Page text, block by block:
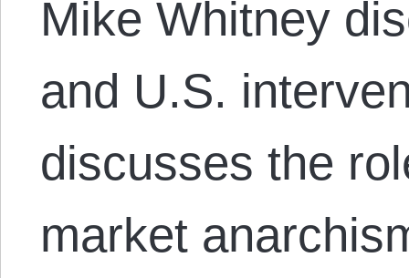
Mike Whitney
and U.S.
discusses the
market